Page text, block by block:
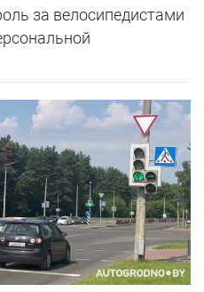
за велосипедистами